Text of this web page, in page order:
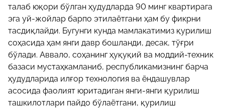
талаб юқори бўлган ҳудудларда 90 минг квартирага
эга уй-жойлар барпо этилаётгани ҳам бу фикрни
тасдиқлайди. Бугунги кунда мамлакатимиз қурилиш
соҳасида ҳам янги давр бошланди, десак, тўғри
бўлади. Аввало, соҳанинг ҳуқуқий ва моддий-техник
базаси мустаҳкамланиб, республикамизнинг барча
ҳудудларида илғор технология ва ёндашувлар
асосида фаолият юритадиган янги-янги қурилиш
ташкилотлари пайдо бўлаётгани, қурилиш